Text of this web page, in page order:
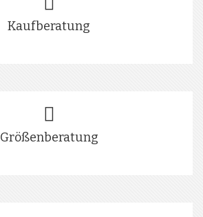
Kaufberatung
Größenberatung